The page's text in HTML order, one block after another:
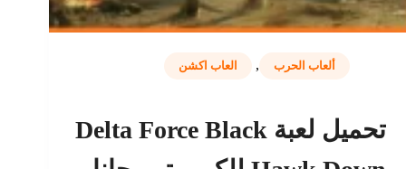
ألعاب الحرب , العاب اكشن
تحميل لعبة Delta Force Black